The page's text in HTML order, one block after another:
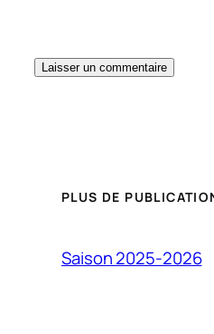
PLUS DE
Saison 2025-2026